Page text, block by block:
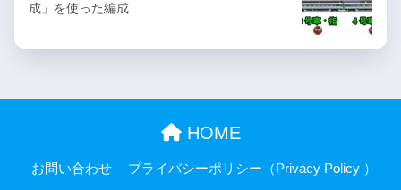
成」を使った編成…
HOME
お問い合わせ プライバシーポリシー（Privacy Policy ）